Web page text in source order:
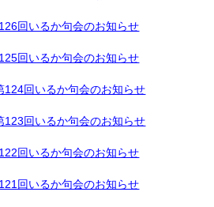
回いるか句会のお知らせ
回いるか句会のお知らせ
回いるか句会のお知らせ
回いるか句会のお知らせ
回いるか句会のお知らせ
回いるか句会のお知らせ